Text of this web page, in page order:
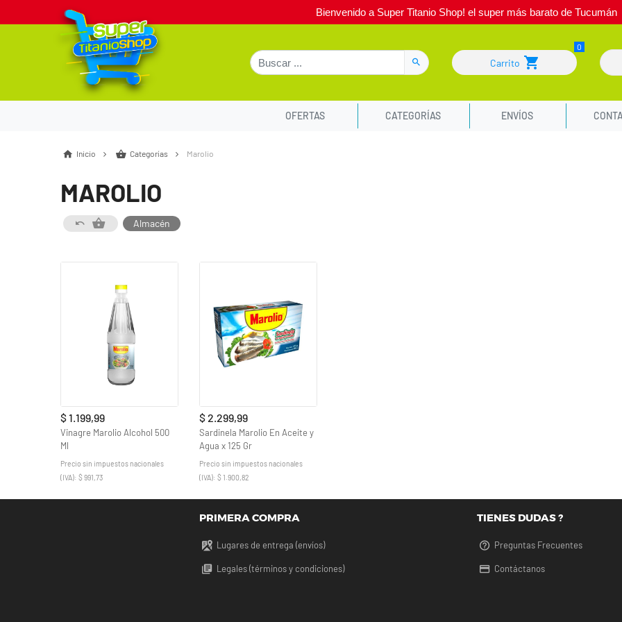
Bienvenido a Super Titanio Shop! el super más barato de Tucumán
Carrito
OFERTAS CATEGORÍAS ENVÍOS
Inicio Categorías Marolio
MAROLIO
Almacén
$ 1.199,99
Vinagre Marolio Alcohol 500
Ml
Precio sin impuestos nacionales
(IVA): $ 991,73
$ 2.299,99
Sardinela Marolio En Aceite y
Agua x 125 Gr
Precio sin impuestos nacionales
(IVA): $ 1.900,82
PRIMERA COMPRA
Lugares de entrega (envíos)
Legales (términos y condiciones)
TIENES DUDAS ?
Preguntas Frecuentes
Contáctanos